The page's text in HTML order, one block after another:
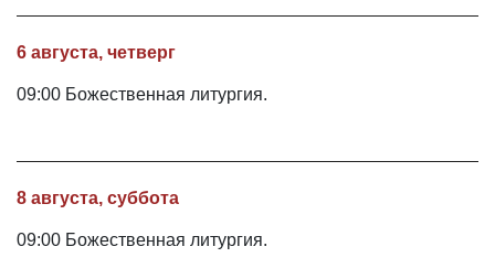
6 августа, четверг
09:00 Божественная литургия.
8 августа, суббота
09:00 Божественная литургия.